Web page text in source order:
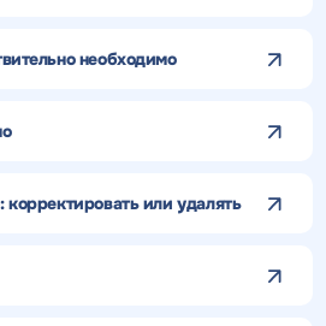
необходимо
или удалять